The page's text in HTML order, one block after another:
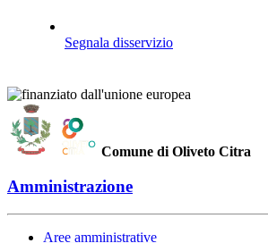
Segnala disservizio
Comune di Oliveto Citra
Amministrazione
Aree amministrative